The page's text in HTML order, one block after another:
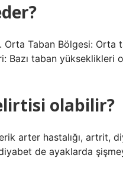
Orta Taban Bölgesi: Orta
Bazı taban yükseklikleri
olabilir?
arter hastalığı, artrit,
de ayaklarda